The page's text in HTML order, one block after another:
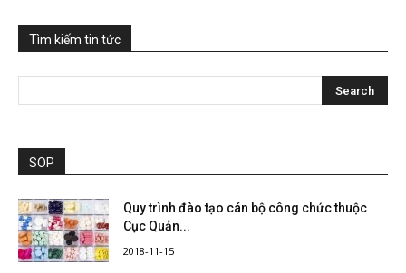
Tìm kiếm tin tức
SOP
Quy trình đào tạo cán bộ công chức thuộc
Cục Quản...
2018-11-15